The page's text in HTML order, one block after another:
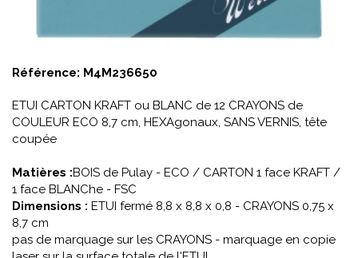
Référence: M4M236650
ETUI CARTON KRAFT ou BLANC de 12 CRAYONS de
COULEUR ECO 8,7 cm, HEXAgonaux, SANS VERNIS, tête
coupée
Matières :BOIS de Pulay - ECO / CARTON 1 face KRAFT /
1 face BLANChe - FSC
Dimensions : ETUI fermé 8,8 x 8,8 x 0,8 - CRAYONS 0,75 x
8,7 cm
pas de marquage sur les CRAYONS - marquage en copie